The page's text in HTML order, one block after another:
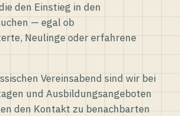
den Einstieg in den
— egal ob
Neulinge oder erfahrene
Vereinsabend sind wir bei
und Ausbildungsangeboten
den Kontakt zu benachbarten